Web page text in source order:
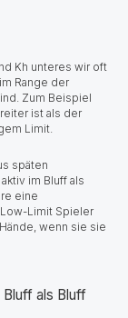
Kh unteres wir oft
Range der
Zum Beispiel
ist als der
Limit.
späten
im Bluff als
eine
Limit Spieler
wenn sie sie
als Bluff